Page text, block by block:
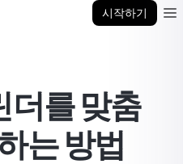
시작하기
를 맞춤
는 방법